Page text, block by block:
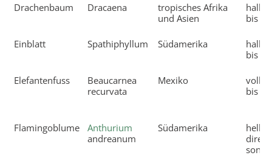
Drachenbaum Dracaena
tropisches Afrika
und Asien
bis
Einblatt Spathiphyllum Südamerika
bis
Elefantenfuss
Beaucarnea
recurvata
Mexiko
bis
Flamingoblume
Anthurium
andreanum
Südamerika
hell,
direkt